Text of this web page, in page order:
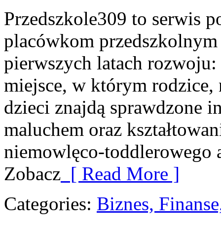
Przedszkole309 to serwis
placówkom
pierwszych latach
miejsce, w którym rodzice,
dzieci znajdą sprawdzone
maluchem oraz
niemowlęco-toddlerowego
Zobacz [ Read More ]
Categories: Biznes,